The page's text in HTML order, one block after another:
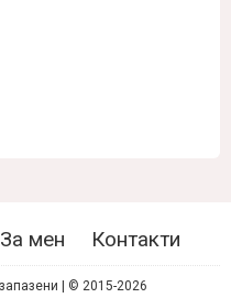
За мен Контакти
| © 2015-2026